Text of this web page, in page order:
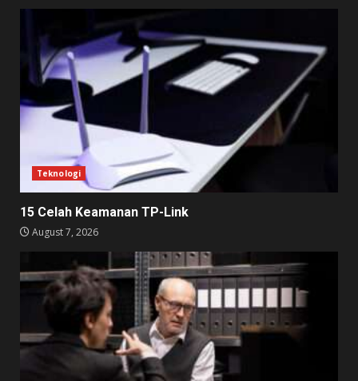
Teknologi
15 Celah Keamanan TP-Link
August 7, 2026